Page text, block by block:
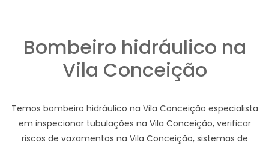
Bombeiro hidráulico na
Vila Conceição
Temos bombeiro hidráulico na Vila Conceição especialista
em inspecionar tubulações na Vila Conceição, verificar
riscos de vazamentos na Vila Conceição, sistemas de